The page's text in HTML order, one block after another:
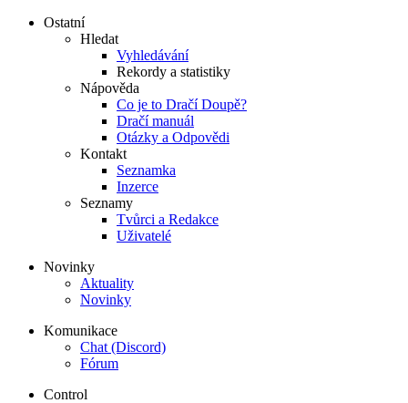
Ostatní
Hledat
Vyhledávání
Rekordy a statistiky
Nápověda
Co je to Dračí Doupě?
Dračí manuál
Otázky a Odpovědi
Kontakt
Seznamka
Inzerce
Seznamy
Tvůrci a Redakce
Uživatelé
Novinky
Aktuality
Novinky
Komunikace
Chat (Discord)
Fórum
Control